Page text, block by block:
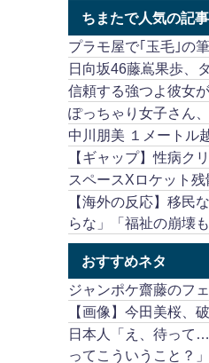
ちまたで人気の記事
プラモ屋で｢玉毛｣の
日向坂46藤嶌果歩、
信頼する強つよ彼女
ぽっちゃり女子さん
中川朋美 １メートル
【ギャップ】性病ク
スペースXロケット
【海外の反応】移民
らな」「福祉の崩壊も
おすすめネタ
ジャンポケ齋藤のフ
【画像】今田美桜、
日本人「え、待って
ってこういうこと？」